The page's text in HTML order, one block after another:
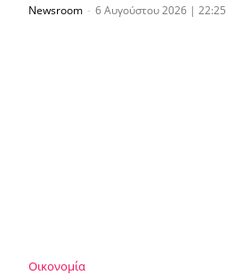
Newsroom - 6 Αυγούστου 2026 | 22:25
Οικονομία